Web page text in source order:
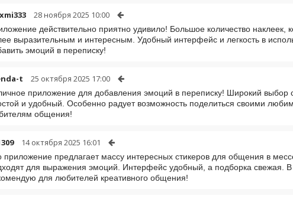
28 ноября 2025 10:00
действительно приятно удивило! Большое количество
выразительным и интересным. Удобный интерфейс и легкость в
эмоций в переписку!
t 25 октября 2025 17:00
приложение для добавления эмоций в переписку! Широкий выбор
и удобный. Особенно радует возможность поделиться своими
общения!
14 октября 2025 16:01
приложение предлагает массу интересных стикеров для общения в
для выражения эмоций. Интерфейс удобный, а подборка
для любителей креативного общения!